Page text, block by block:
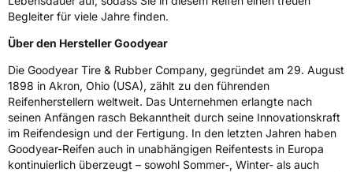
Begleiter für viele Jahre finden.
Über den Hersteller Goodyear
Die Goodyear Tire & Rubber Company, gegründet am 29. August
1898 in Akron, Ohio (USA), zählt zu den führenden
Reifenherstellern weltweit. Das Unternehmen erlangte nach
seinen Anfängen rasch Bekanntheit durch seine Innovationskraft
im Reifendesign und der Fertigung. In den letzten Jahren haben
Goodyear-Reifen auch in unabhängigen Reifentests in Europa
kontinuierlich überzeugt – sowohl Sommer-, Winter- als auch